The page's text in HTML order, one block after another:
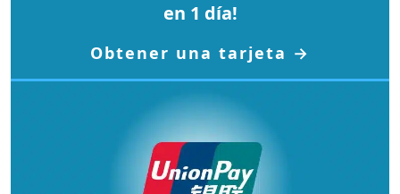
en 1 día!
Obtener una tarjeta →